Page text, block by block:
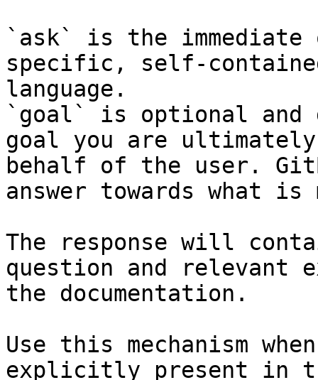
`ask` is the
specific, self-
language.
`goal` is optional and
goal you are
behalf of the user.
answer towards what
The response will
question and relevant
the documentation.
Use this mechanism
explicitly present in